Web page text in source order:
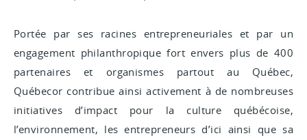
Portée par ses racines entrepreneuriales et par un
engagement philanthropique fort envers plus de 400
partenaires et organismes partout au Québec,
Québecor contribue ainsi activement à de nombreuses
initiatives d’impact pour la culture québécoise,
l’environnement, les entrepreneurs d’ici ainsi que sa